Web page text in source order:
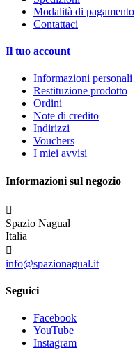
Modalità di pagamento
Contattaci
Il tuo account
Informazioni personali
Restituzione prodotto
Ordini
Note di credito
Indirizzi
Vouchers
I miei avvisi
Informazioni sul negozio

Spazio Nagual
Italia

info@spazionagual.it
Seguici
Facebook
YouTube
Instagram